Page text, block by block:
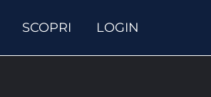
SCOPRI LOGIN